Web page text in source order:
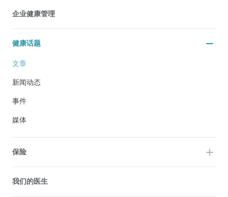
企业健康管理
健康话题
文章
新闻动态
事件
媒体
保险
我们的医生